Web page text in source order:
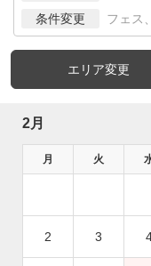
条件変更 フェス
エリア変更
2月
月 火
2 3